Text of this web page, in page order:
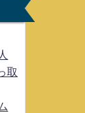
取